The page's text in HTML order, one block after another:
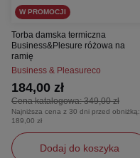
W PROMOCJI
Torba damska termiczna
Business&Plesure różowa na
ramię
Business & Pleasureco
Cena katalogowa:349,00 zł
184,00 zł
Najniższa cena z 30 dni przed obniżką:
189,00 zł
Dodaj do koszyka